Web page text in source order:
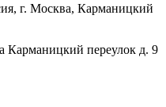
г. Москва, Карманицкий
Карманицкий переулок д. 9